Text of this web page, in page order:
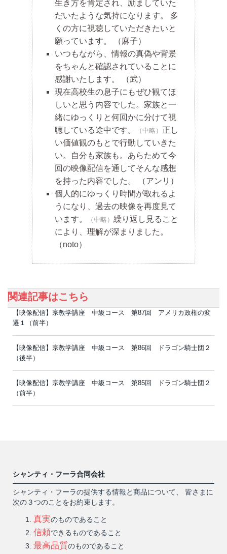
生き方を肯定され、励ましていた
だいたような気持になります。 多
くの方に視聴していただきたいと
願っています。
（麻子）
いつもながら、情報の真偽や背景
をちゃんと確認されていることに
感謝いたします。
（武）
現在高校生の息子にもぜひ観てほ
しいと思う内容でした。家族と一
緒にゆっくりと何回かに分けて視
聴している途中です。
（中略） 正し
い価値観のもとで行動していきた
い。自分も家族も。あらためて今
回の映像配信を通してそんな感想
を持った内容でした。
（アンリ）
個人的にゆっくり時間が取れるよ
うになり、過去の映像を再度見て
います。
（中略） 繰り返し見ること
により、理解が深まりました。
（noto）
関連記事はこちら
【映像配信】宗教学講座 中級コース 第87回 アメリカ政権の変
遷１（前半）
【映像配信】宗教学講座 中級コース 第86回 ドラゴン騎士団２
（後半）
【映像配信】宗教学講座 中級コース 第85回 ドラゴン騎士団２
（前半）
シャンティ・フーラ合同会社
シャンティ・フーラの提供する情報と商品について、 皆さまに
次の３つのことをお約束します。
真実のものであること
信頼できるものであること
最高品質のものであること